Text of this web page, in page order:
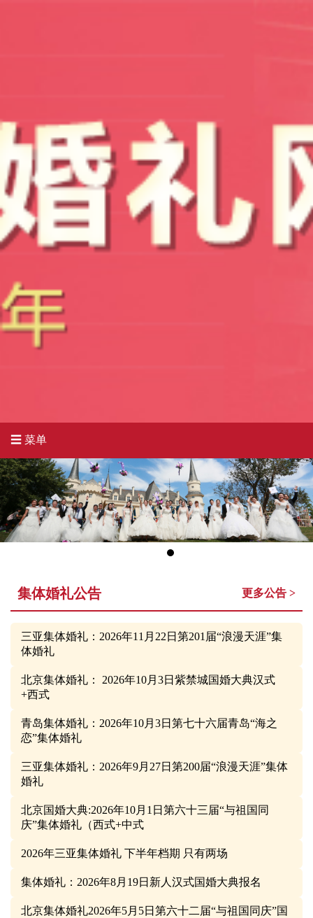
☰ 菜单
集体婚礼公告 更多公告 >
三亚集体婚礼：2026年11月22日第201届“浪漫天涯”集
体婚礼
北京集体婚礼： 2026年10月3日紫禁城国婚大典汉式
+西式
青岛集体婚礼：2026年10月3日第七十六届青岛“海之
恋”集体婚礼
三亚集体婚礼：2026年9月27日第200届“浪漫天涯”集体
婚礼
北京国婚大典:2026年10月1日第六十三届“与祖国同
庆”集体婚礼（西式+中式
2026年三亚集体婚礼 下半年档期 只有两场
集体婚礼：2026年8月19日新人汉式国婚大典报名
北京集体婚礼2026年5月5日第六十二届“与祖国同庆”国